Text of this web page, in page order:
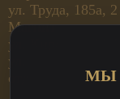
ул. Труда, 185а,
Магнит
ул. Кирова, 23А
ул. Кирова, 23А -
отдел
МЫ